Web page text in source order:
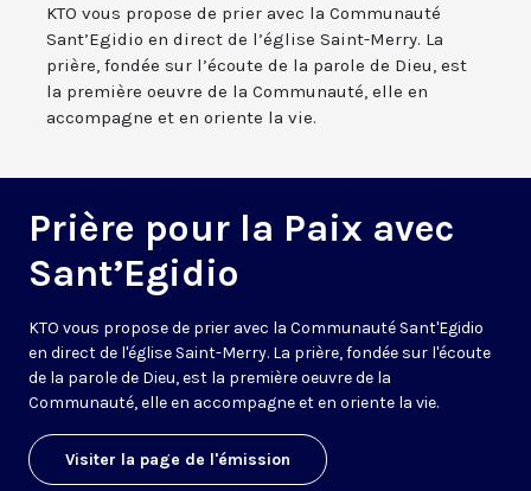
KTO vous propose de prier avec la Communauté
Sant’Egidio en direct de l’église Saint-Merry. La
prière, fondée sur l’écoute de la parole de Dieu, est
la première oeuvre de la Communauté, elle en
accompagne et en oriente la vie.
Prière pour la Paix avec
Sant’Egidio
KTO vous propose de prier avec la Communauté Sant'Egidio
en direct de l'église Saint-Merry. La prière, fondée sur l'écoute
de la parole de Dieu, est la première oeuvre de la
Communauté, elle en accompagne et en oriente la vie.
Visiter la page de l'émission